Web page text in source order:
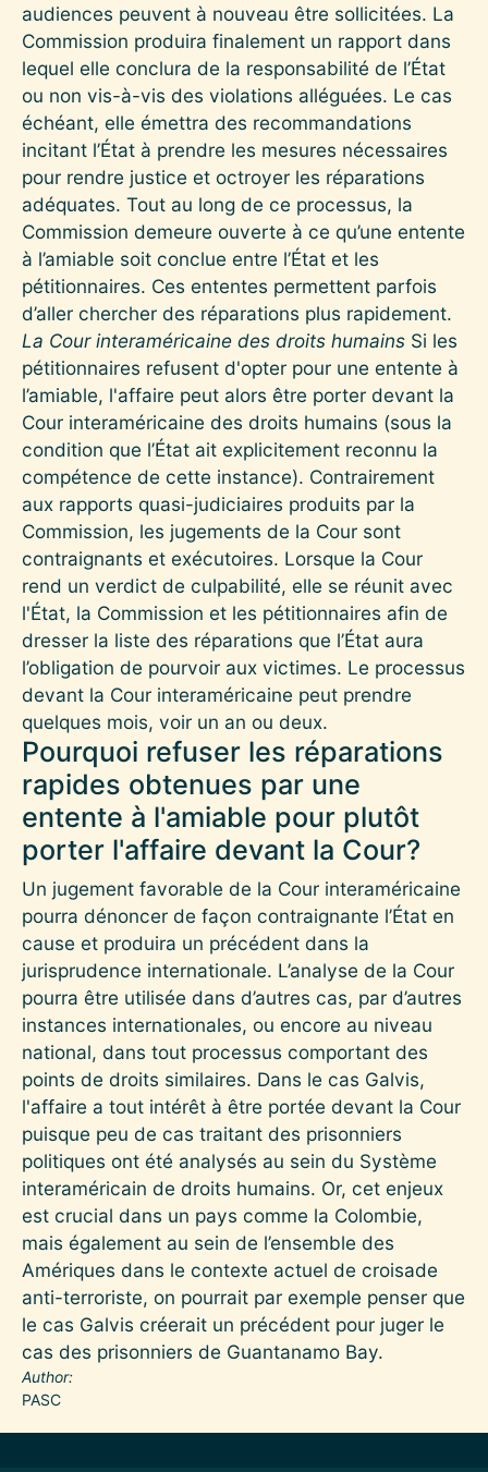
audiences peuvent à nouveau être sollicitées. La
Commission produira finalement un rapport dans
lequel elle conclura de la responsabilité de l’État
ou non vis-à-vis des violations alléguées. Le cas
échéant, elle émettra des recommandations
incitant l’État à prendre les mesures nécessaires
pour rendre justice et octroyer les réparations
adéquates. Tout au long de ce processus, la
Commission demeure ouverte à ce qu’une entente
à l’amiable soit conclue entre l’État et les
pétitionnaires. Ces ententes permettent parfois
d’aller chercher des réparations plus rapidement.
La Cour interaméricaine des droits humains Si les
pétitionnaires refusent d'opter pour une entente à
l’amiable, l'affaire peut alors être porter devant la
Cour interaméricaine des droits humains (sous la
condition que l’État ait explicitement reconnu la
compétence de cette instance). Contrairement
aux rapports quasi-judiciaires produits par la
Commission, les jugements de la Cour sont
contraignants et exécutoires. Lorsque la Cour
rend un verdict de culpabilité, elle se réunit avec
l'État, la Commission et les pétitionnaires afin de
dresser la liste des réparations que l’État aura
l’obligation de pourvoir aux victimes. Le processus
devant la Cour interaméricaine peut prendre
quelques mois, voir un an ou deux.
Pourquoi refuser les réparations
rapides obtenues par une
entente à l'amiable pour plutôt
porter l'affaire devant la Cour?
Un jugement favorable de la Cour interaméricaine
pourra dénoncer de façon contraignante l’État en
cause et produira un précédent dans la
jurisprudence internationale. L’analyse de la Cour
pourra être utilisée dans d’autres cas, par d’autres
instances internationales, ou encore au niveau
national, dans tout processus comportant des
points de droits similaires. Dans le cas Galvis,
l'affaire a tout intérêt à être portée devant la Cour
puisque peu de cas traitant des prisonniers
politiques ont été analysés au sein du Système
interaméricain de droits humains. Or, cet enjeux
est crucial dans un pays comme la Colombie,
mais également au sein de l’ensemble des
Amériques dans le contexte actuel de croisade
anti-terroriste, on pourrait par exemple penser que
le cas Galvis créerait un précédent pour juger le
cas des prisonniers de Guantanamo Bay.
Author
PASC